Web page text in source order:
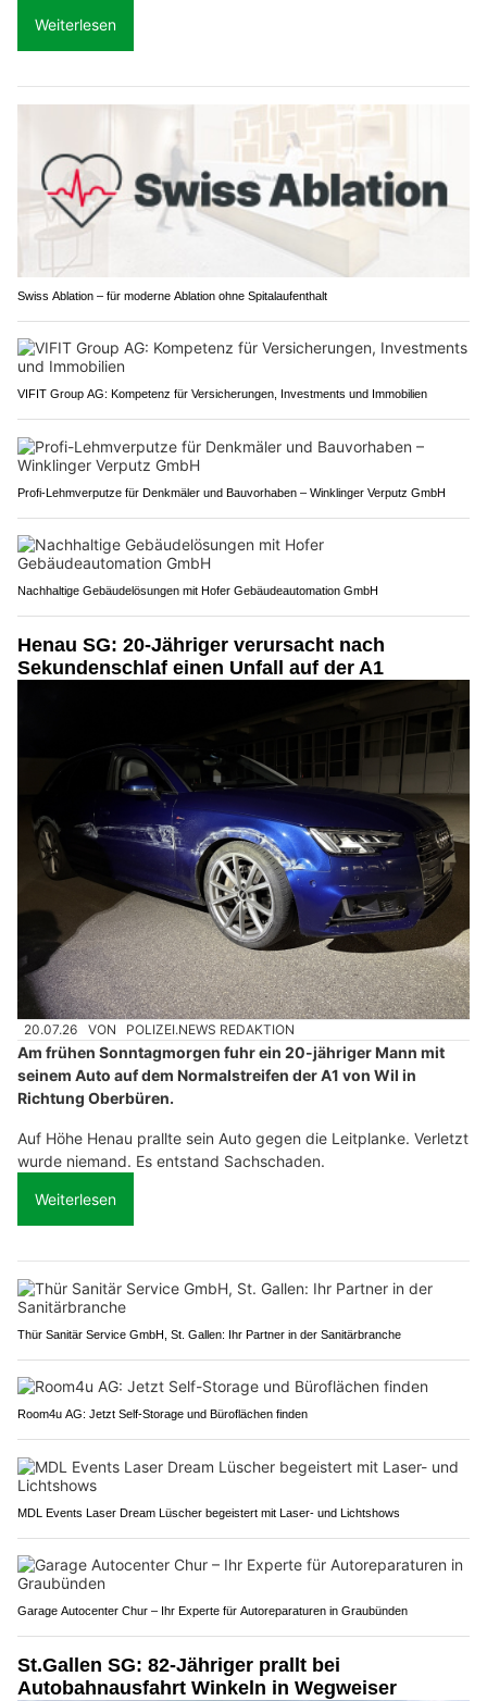
Weiterlesen
Swiss Ablation – für moderne Ablation ohne Spitalaufenthalt
VIFIT Group AG: Kompetenz für Versicherungen, Investments und Immobilien
Profi-Lehmverputze für Denkmäler und Bauvorhaben – Winklinger Verputz GmbH
Nachhaltige Gebäudelösungen mit Hofer Gebäudeautomation GmbH
Henau SG: 20-Jähriger verursacht nach
Sekundenschlaf einen Unfall auf der A1
20.07.26 VON POLIZEI.NEWS REDAKTION
Am frühen Sonntagmorgen fuhr ein 20-jähriger Mann mit
seinem Auto auf dem Normalstreifen der A1 von Wil in
Richtung Oberbüren.
Auf Höhe Henau prallte sein Auto gegen die Leitplanke. Verletzt
wurde niemand. Es entstand Sachschaden.
Weiterlesen
Thür Sanitär Service GmbH, St. Gallen: Ihr Partner in der Sanitärbranche
Room4u AG: Jetzt Self-Storage und Büroflächen finden
MDL Events Laser Dream Lüscher begeistert mit Laser- und Lichtshows
Garage Autocenter Chur – Ihr Experte für Autoreparaturen in Graubünden
St.Gallen SG: 82-Jähriger prallt bei
Autobahnausfahrt Winkeln in Wegweiser